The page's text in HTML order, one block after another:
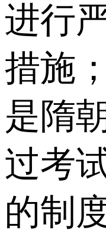
进行
措施
是隋
过考
的制